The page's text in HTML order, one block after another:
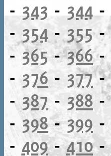
- 343 -344-
- 354 - 355-
- 365-366-
- 376 - 377-
- 387 - 388 -
- 398-399 -
- 409-410-